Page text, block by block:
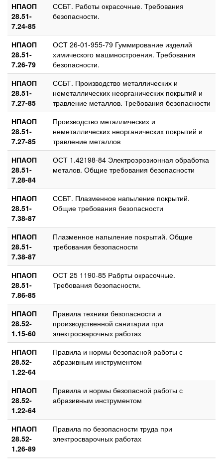
НПАОП
28.51-
7.24-85
ССБТ. Работы окрасочные. Требования
безопасности.
НПАОП
28.51-
7.26-79
ОСТ 26-01-955-79 Гуммирование изделий
химического машиностроения. Требования
безопасности.
НПАОП
28.51-
7.27-85
ССБТ. Производство металлических и
неметаллических неорганических покрытий и
травление металлов. Требования безопасности
НПАОП
28.51-
7.27-85
Производство металлических и
неметаллических неорганических покрытий и
травление металлов
НПАОП
28.51-
7.28-84
ОСТ 1.42198-84 Электроэрозионная обработка
металов. Общие требования безопасности
НПАОП
28.51-
7.38-87
ССБТ. Плазменное напыление покрытий.
Общие требования безопасности
НПАОП
28.51-
7.38-87
Плазменное напыление покрытий. Общие
требования безопасности
НПАОП
28.51-
7.86-85
ОСТ 25 1190-85 Рабрты окрасочные.
Требования безопасности.
НПАОП
28.52-
1.15-60
Правила техники безопасности и
производственной санитарии при
электросварочных работах
НПАОП
28.52-
1.22-64
Правила и нормы безопасной работы с
абразивным инструментом
НПАОП
28.52-
1.22-64
Правила и нормы безопасной работы с
абразивным инструментом
НПАОП
28.52-
1.26-89
Правила по безопасности труда при
электросварочных работах